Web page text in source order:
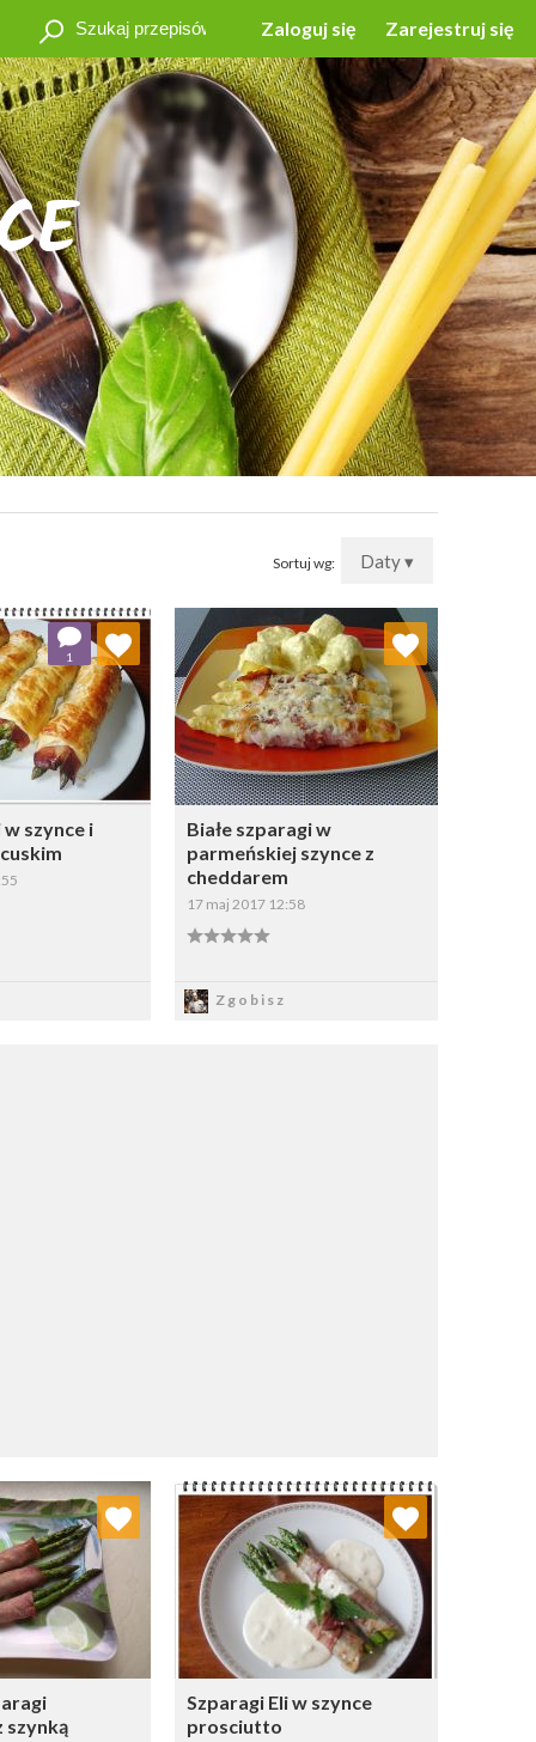
Zaloguj się Zarejestruj się
Sortuj wg: Daty ▾
w szynce i
1
do ulubionych
Wybierz listę:
Białe szparagi w
parmeńskiej szynce z
cheddarem
17 maj 2017 12:58
Zgobisz
Dodaj do ulubionych
Wybierz listę:
szynką
do ulubionych
Wybierz listę:
Szparagi Eli w szynce
prosciutto
Dodaj do ulubionych
Wybierz listę: